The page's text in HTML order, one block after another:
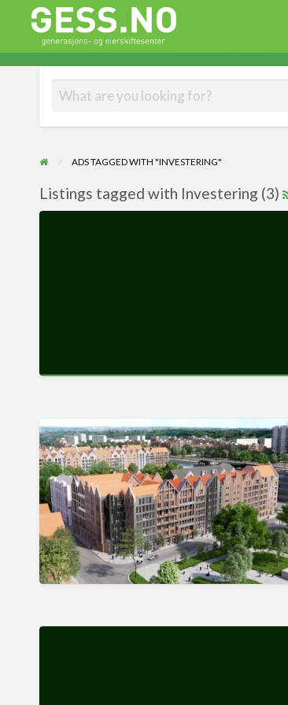
Generasjons- og eierskiftesenter
ADS TAGGED WITH "INVESTERING"
Listings tagged with Investering (3)